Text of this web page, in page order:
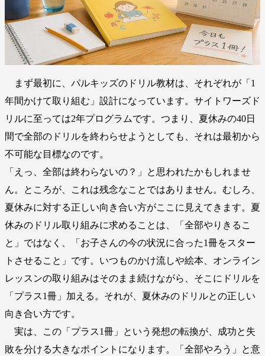
まず最初に、パルキッズのドリル教材は、それぞれが「1
年間かけて取り組む」設計になっています。サイトワーズド
リルに至っては2年プログラムです。つまり、夏休みの40日
間で全部のドリルを終わらせようとしても、それは最初から
不可能な目標なのです。
「えっ、全部は終わらないの？」と思われたかもしれませ
ん。ところが、これは残念なことではありません。むしろ、
夏休みに対する正しい向き合い方がここに見えてきます。夏
休みのドリル取り組みに求めることは、「全部やりきるこ
と」ではなく、「お子さんの今の状況に合った1冊をスター
トさせること」です。いつものかけ流しや絵本、オンライン
レッスンの取り組みはそのまま続けながら、そこにドリルを
「プラス1冊」加える。それが、夏休みのドリルとの正しい
向き合い方です。
実は、この「プラス1冊」という発想の転換が、成功と失
敗を分ける大きなポイントになります。「全部やろう」と意